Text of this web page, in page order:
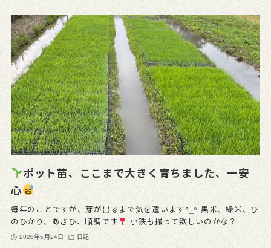
ポット苗、ここまで大きく育ちました、一安
心
毎年のことですが、芽が出るまで気を遣います^_^ 黒米、緑米、ひ
のひかり、あさひ、順調です
小鉄も撮って欲しいのかな？
2026年5月24日 日記